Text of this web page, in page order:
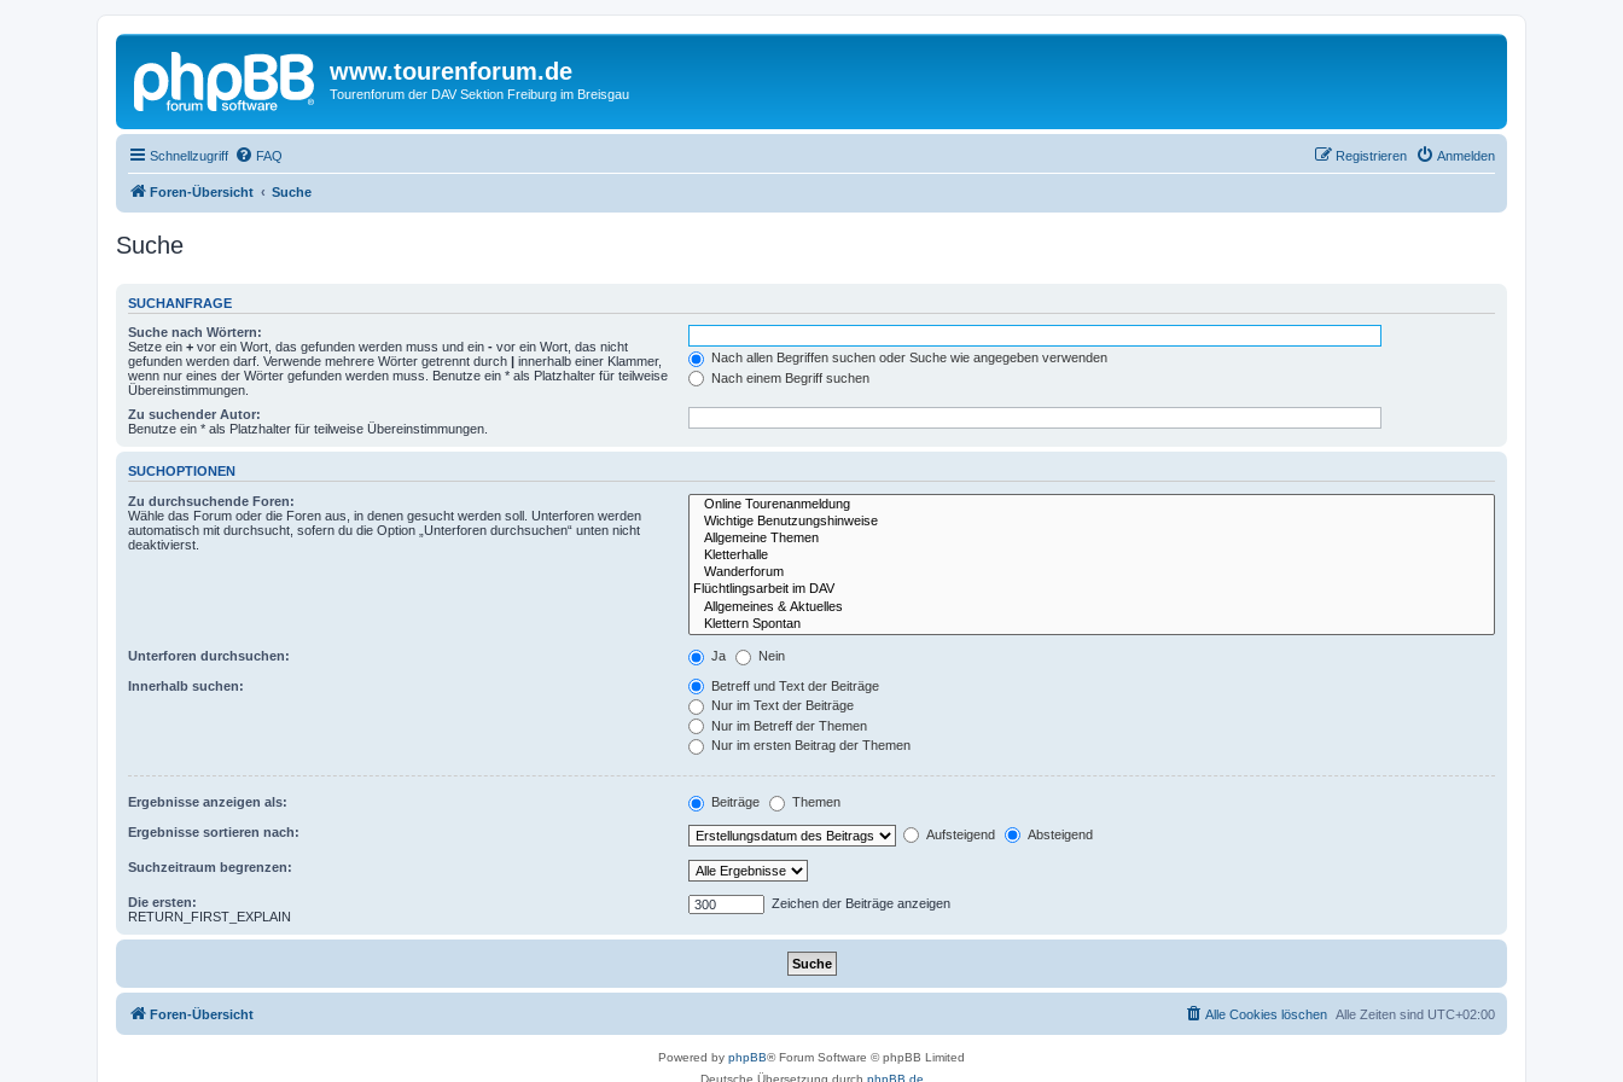
www.tourenforum.de
Tourenforum der DAV Sektion Freiburg im Breisgau
Schnellzugriff FAQ Anmelden
Registrieren
Foren-Übersicht Suche
Suche
SUCHANFRAGE
Suche nach Wörtern:
Setze ein + vor ein Wort, das gefunden werden muss und ein - vor ein Wort, das nicht
gefunden werden darf. Verwende mehrere Wörter getrennt durch | innerhalb einer Klammer,
wenn nur eines der Wörter gefunden werden muss. Benutze ein * als Platzhalter für teilweise
Übereinstimmungen.
Nach allen Begriffen suchen oder Suche wie angegeben verwenden
Nach einem Begriff suchen
Zu suchender Autor:
Benutze ein * als Platzhalter für teilweise Übereinstimmungen.
SUCHOPTIONEN
Zu durchsuchende Foren:
Wähle das Forum oder die Foren aus, in denen gesucht werden soll. Unterforen werden
automatisch mit durchsucht, sofern du die Option „Unterforen durchsuchen“ unten nicht
deaktivierst.
Unterforen durchsuchen: Ja Nein
Innerhalb suchen:
Betreff und Text der Beiträge
Nur im Text der Beiträge
Nur im Betreff der Themen
Nur im ersten Beitrag der Themen
Ergebnisse anzeigen als: Beiträge Themen
Ergebnisse sortieren nach: Aufsteigend Absteigend
Suchzeitraum begrenzen:
Die ersten:
RETURN_FIRST_EXPLAIN
Zeichen der Beiträge anzeigen
Foren-Übersicht Alle Zeiten sind UTC+02:00
Alle Cookies löschen
Powered by phpBB® Forum Software © phpBB Limited
Deutsche Übersetzung durch phpBB.de